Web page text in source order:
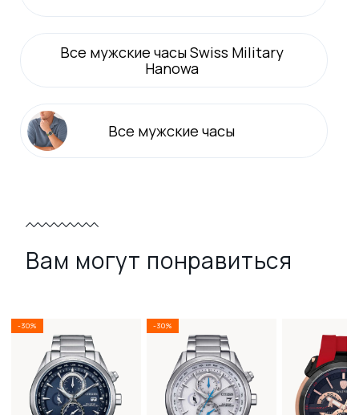
Все мужские часы Swiss Military
Hanowa
Все мужские часы
Вам могут понравиться
-30% -30%